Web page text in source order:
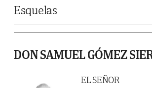
Esquelas
DON SAMUEL GÓMEZ
EL SEÑOR